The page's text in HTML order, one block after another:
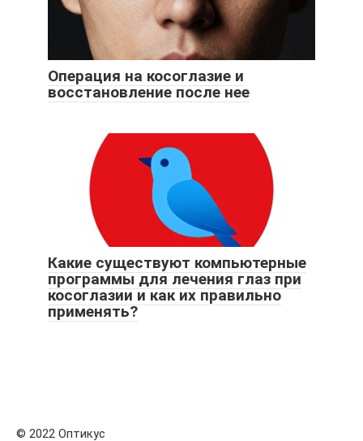
Операция на косоглазие и
восстановление после нее
Какие существуют компьютерные
программы для лечения глаз при
косоглазии и как их правильно
применять?
© 2022 Оптикус